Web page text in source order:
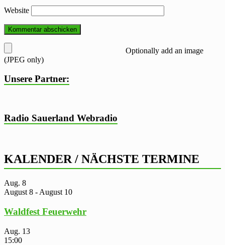
Website
Optionally add an image
(JPEG only)
Unsere Partner:
Radio Sauerland Webradio
KALENDER / NÄCHSTE TERMINE
Aug. 8
August 8 -August 10
Waldfest Feuerwehr
Aug. 13
15:00